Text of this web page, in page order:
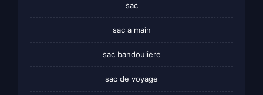
sac
sac a main
sac bandouliere
sac de voyage